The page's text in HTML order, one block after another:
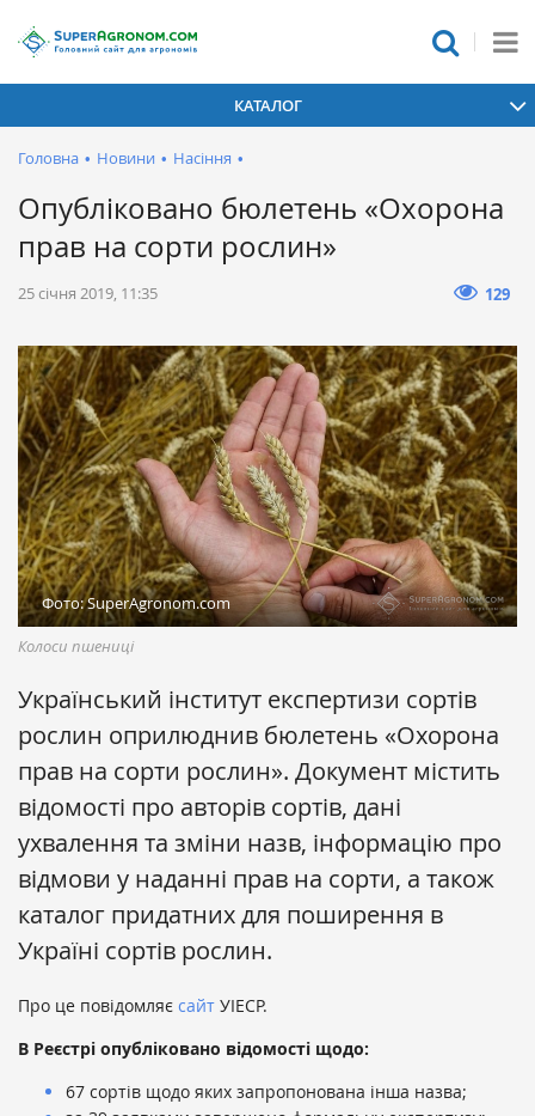
КАТАЛОГ
Головна • Новини • Насіння •
Опубліковано бюлетень «Охорона
прав на сорти рослин»
25 січня 2019, 11:35 129
Фото: SuperAgronom.com
Колоси пшениці
Український інститут експертизи сортів
рослин оприлюднив бюлетень «Охорона
прав на сорти рослин». Документ містить
відомості про авторів сортів, дані
ухвалення та зміни назв, інформацію про
відмови у наданні прав на сорти, а також
каталог придатних для поширення в
Україні сортів рослин.
Про це повідомляє сайт УІЕСР.
В Реєстрі опубліковано відомості щодо:
67 сортів щодо яких запропонована інша назва;